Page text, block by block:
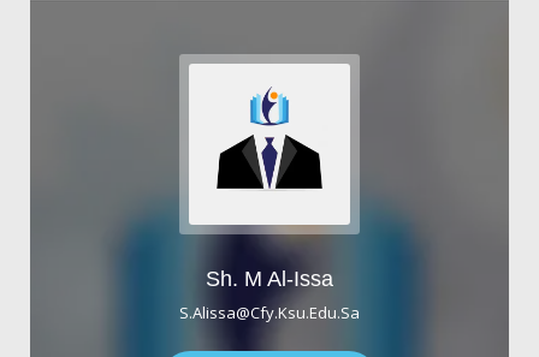
Sh. M Al-Issa
S.alissa@cfy.ksu.edu.sa